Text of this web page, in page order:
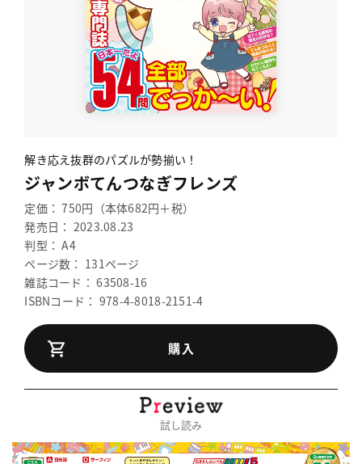
解き応え抜群のパズルが勢揃い！
ジャンボてんつなぎフレンズ
定価： 750円（本体682円＋税）
発売日： 2023.08.23
判型： A4
ページ数： 131ページ
雑誌コード： 63508-16
ISBNコード： 978-4-8018-2151-4
購入
試し読み